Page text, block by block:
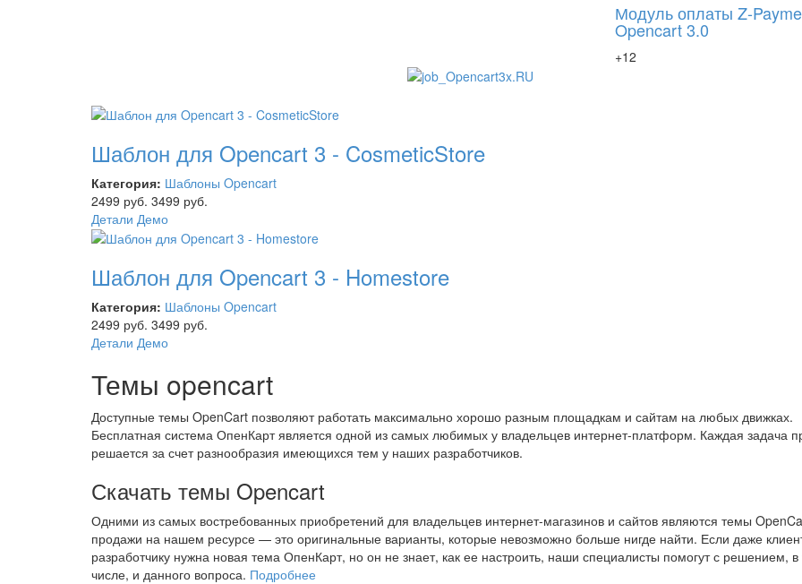
Модуль оплаты Z-
Opencart 3.0
+12
Шаблон для Opencart 3 - CosmeticStore
Категория: Шаблоны Opencart
2499 руб. 3499 руб.
Детали Демо
Шаблон для Opencart 3 - Homestore
Категория: Шаблоны Opencart
2499 руб. 3499 руб.
Детали Демо
Темы opencart
Доступные темы OpenCart позволяют работать максимально хорошо разным площадкам и сайтам на любых движках.
Бесплатная система ОпенКарт является одной из самых любимых у владельцев интернет-платформ. Каждая задача
решается за счет разнообразия имеющихся тем у наших разработчиков.
Скачать темы Opencart
Одними из самых востребованных приобретений для владельцев интернет-магазинов и сайтов являются темы
продажи на нашем ресурсе — это оригинальные варианты, которые невозможно больше нигде найти. Если даже
разработчику нужна новая тема ОпенКарт, но он не знает, как ее настроить, наши специалисты помогут с решением, в
числе, и данного вопроса. Подробнее